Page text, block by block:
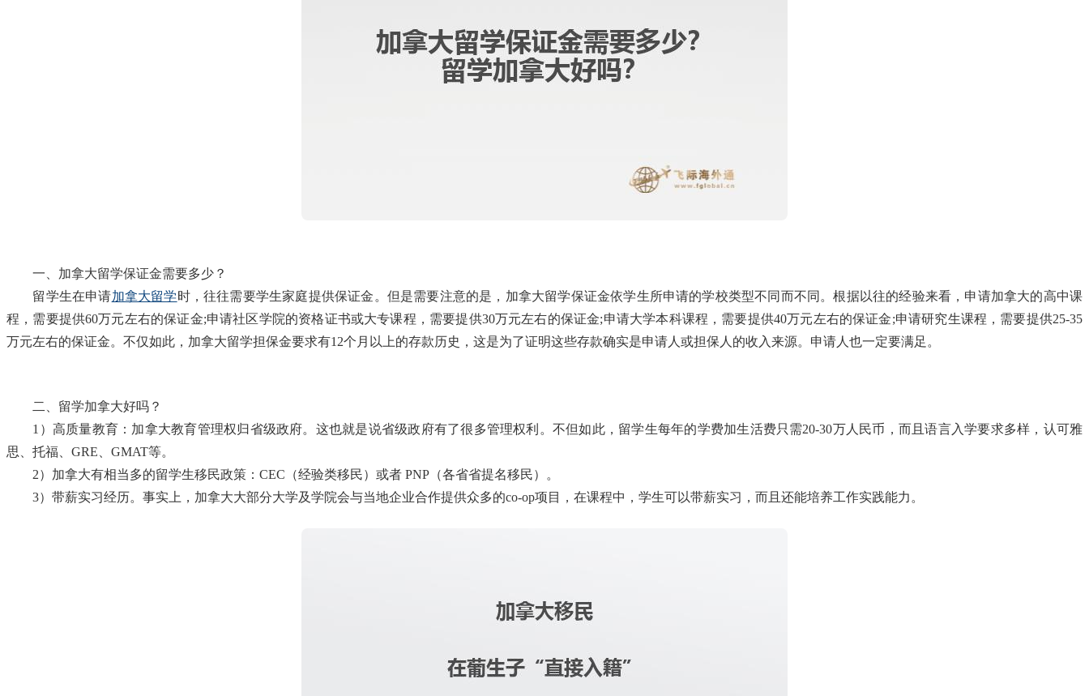
一、加拿大留学保证金需要多少？
留学生在申请加拿大留学时，往往需要学生家庭提供保证金。但是需要注意的是，加拿大留学保证金依学生所申请的学校类型不同而不同。根据以往的经验来看，申请加拿大的高中课
程，需要提供60万元左右的保证金;申请社区学院的资格证书或大专课程，需要提供30万元左右的保证金;申请大学本科课程，需要提供40万元左右的保证金;申请研究生课程，需要提供25-35
万元左右的保证金。不仅如此，加拿大留学担保金要求有12个月以上的存款历史，这是为了证明这些存款确实是申请人或担保人的收入来源。申请人也一定要满足。
二、留学加拿大好吗？
1）高质量教育：加拿大教育管理权归省级政府。这也就是说省级政府有了很多管理权利。不但如此，留学生每年的学费加生活费只需20-30万人民币，而且语言入学要求多样，认可雅
思、托福、GRE、GMAT等。
2）加拿大有相当多的留学生移民政策：CEC（经验类移民）或者 PNP（各省省提名移民）。
3）带薪实习经历。事实上，加拿大大部分大学及学院会与当地企业合作提供众多的co-op项目，在课程中，学生可以带薪实习，而且还能培养工作实践能力。